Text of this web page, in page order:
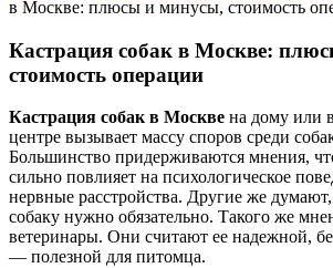
в Москве: плюсы и минусы, стоимость
Кастрация собак в Москве:
стоимость операции
Кастрация собак в Москве на дому или
центре вызывает массу споров среди
Большинство придерживаются мнения,
сильно повлияет на психологическое
нервные расстройства. Другие же думают,
собаку нужно обязательно. Такого же
ветеринары. Они считают ее надежной,
— полезной для питомца.